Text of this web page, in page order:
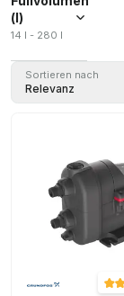
14,7
Anschlussset
( 1)
Schlüssel
(1)
(l)
14 l - 280 l
Sortieren nach
Relevanz